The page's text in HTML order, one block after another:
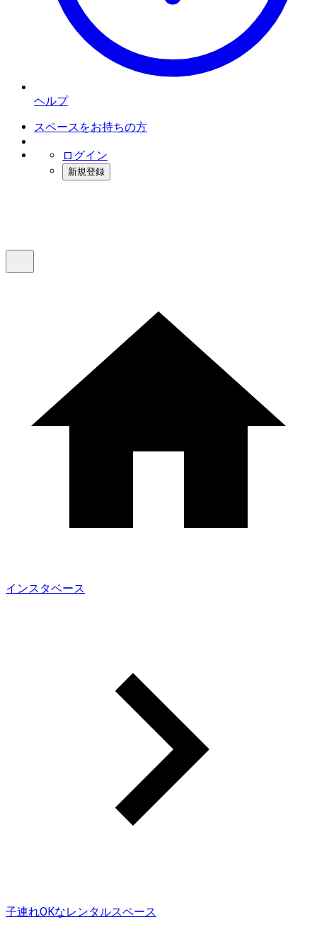
ヘルプ
スペースをお持ちの方
ログイン
新規登録
インスタベース
子連れOKなレンタルスペース